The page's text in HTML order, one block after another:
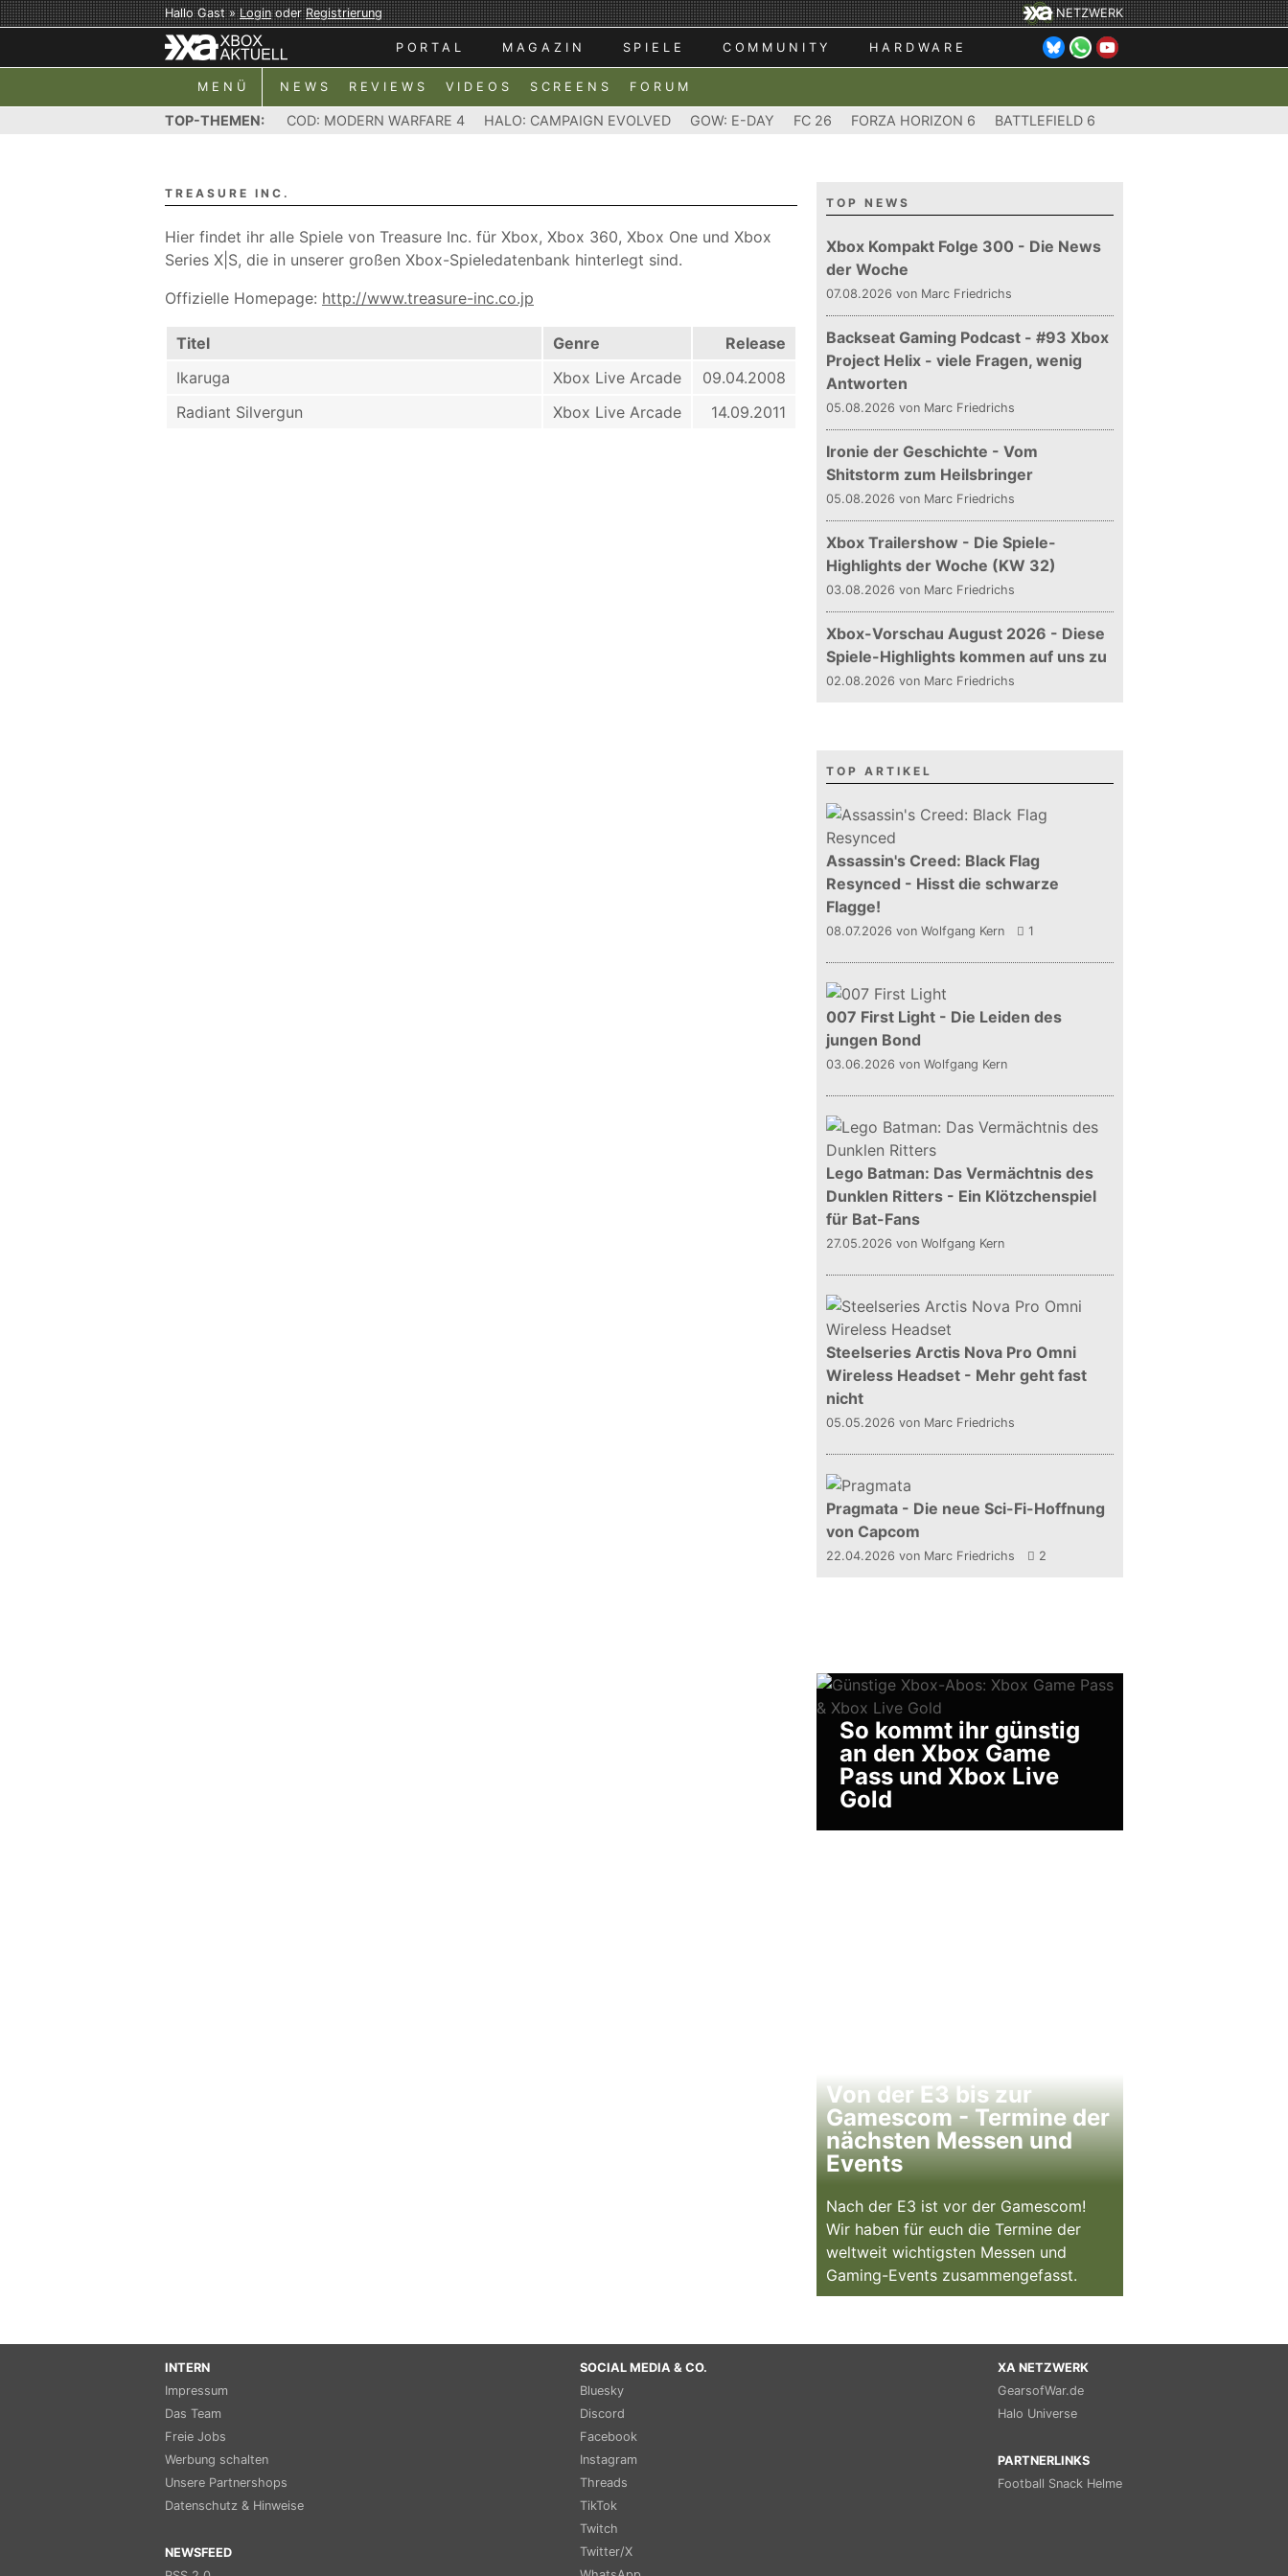
Hallo Gast »LoginoderRegistrierung NETZWERK
PORTAL MAGAZIN SPIELE COMMUNITY HARDWARE
MENÜ NEWS REVIEWS VIDEOS SCREENS FORUM
TOP-THEMEN: COD: MODERN WARFARE 4 HALO: CAMPAIGN EVOLVED GOW: E-DAY FC 26 FORZA HORIZON 6 BATTLEFIELD 6
TREASURE INC.
Hier findet ihr alle Spiele von Treasure Inc. für Xbox, Xbox 360, Xbox One und Xbox
Series X|S, die in unserer großen Xbox-Spieledatenbank hinterlegt sind.
Offizielle Homepage: http://www.treasure-inc.co.jp
Titel Genre
Release
Ikaruga
Xbox Live Arcade
09.04.2008
Radiant Silvergun
Xbox Live Arcade 14.09.2011
TOP NEWS
Xbox Kompakt Folge 300 - Die News
der Woche
07.08.2026 von Marc Friedrichs
Backseat Gaming Podcast - #93 Xbox
Project Helix - viele Fragen, wenig
Antworten
05.08.2026 von Marc Friedrichs
Ironie der Geschichte - Vom
Shitstorm zum Heilsbringer
05.08.2026 von Marc Friedrichs
Xbox Trailershow - Die Spiele-
Highlights der Woche (KW 32)
03.08.2026 von Marc Friedrichs
Xbox-Vorschau August 2026 - Diese
Spiele-Highlights kommen auf uns zu
02.08.2026 von Marc Friedrichs
TOP ARTIKEL
Assassin's Creed: Black Flag
Resynced - Hisst die schwarze
Flagge!
08.07.2026 von Wolfgang Kern 1
007 First Light - Die Leiden des
jungen Bond
03.06.2026 von Wolfgang Kern
Lego Batman: Das Vermächtnis des
Dunklen Ritters - Ein Klötzchenspiel
für Bat-Fans
27.05.2026 von Wolfgang Kern
Steelseries Arctis Nova Pro Omni
Wireless Headset - Mehr geht fast
nicht
05.05.2026 von Marc Friedrichs
Pragmata - Die neue Sci-Fi-Hoffnung
von Capcom
22.04.2026 von Marc Friedrichs 2
So kommt ihr günstig
an den Xbox Game
Pass und Xbox Live
Gold
Von der E3 bis zur
Gamescom - Termine der
nächsten Messen und
Events
Nach der E3 ist vor der Gamescom!
Wir haben für euch die Termine der
weltweit wichtigsten Messen und
Gaming-Events zusammengefasst.
INTERN
Impressum
Das Team
Freie Jobs
Werbung schalten
Unsere Partnershops
Datenschutz & Hinweise
NEWSFEED
SOCIAL MEDIA & CO.
Bluesky
Discord
Facebook
Instagram
Threads
TikTok
Twitch
Twitter/X
XA NETZWERK
GearsofWar.de
Halo Universe
PARTNERLINKS
Football Snack Helme